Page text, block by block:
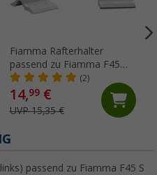
Fiamma Rafterhalter
passend zu Fiamma F45
S/L / ZIP
(2)
14,99€
UVP 15,35 €
passend zu Fiamma F45 S